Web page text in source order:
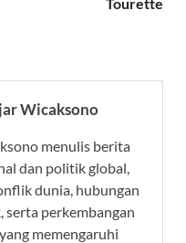
Wicaksono
menulis berita
dan politik global,
dunia, hubungan
serta perkembangan
memengaruhi